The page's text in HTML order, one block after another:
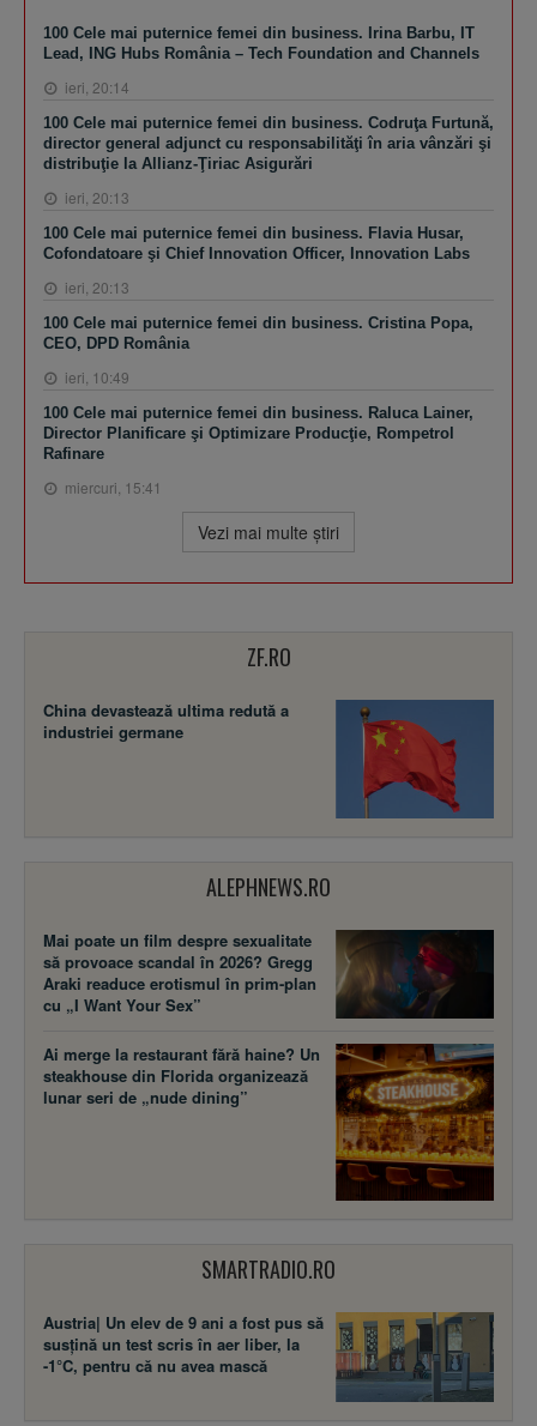
100 Cele mai puternice femei din business. Irina Barbu, IT
Lead, ING Hubs România – Tech Foundation and Channels
ieri, 20:14
100 Cele mai puternice femei din business. Codruţa Furtună,
director general adjunct cu responsabilităţi în aria vânzări şi
distribuţie la Allianz-Ţiriac Asigurări
ieri, 20:13
100 Cele mai puternice femei din business. Flavia Husar,
Cofondatoare şi Chief Innovation Officer, Innovation Labs
ieri, 20:13
100 Cele mai puternice femei din business. Cristina Popa,
CEO, DPD România
ieri, 10:49
100 Cele mai puternice femei din business. Raluca Lainer,
Director Planificare şi Optimizare Producţie, Rompetrol
Rafinare
miercuri, 15:41
Vezi mai multe ştiri
ZF.RO
China devastează ultima redută a
industriei germane
ALEPHNEWS.RO
Mai poate un film despre sexualitate
să provoace scandal în 2026? Gregg
Araki readuce erotismul în prim-plan
cu „I Want Your Sex”
Ai merge la restaurant fără haine? Un
steakhouse din Florida organizează
lunar seri de „nude dining”
SMARTRADIO.RO
Austria| Un elev de 9 ani a fost pus să
susţină un test scris în aer liber, la
-1°C, pentru că nu avea mască